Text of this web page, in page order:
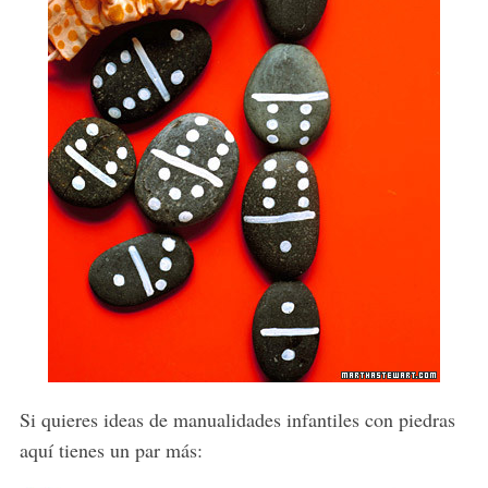
Si quieres ideas de manualidades infantiles con piedras
aquí tienes un par más: